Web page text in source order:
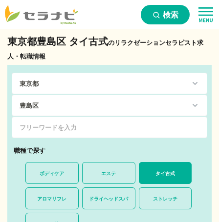
検索
東京都豊島区 タイ古式のリラクゼーションセラピスト求
人・転職情報
職種で探す
ボディケア エステ タイ古式
アロマリフレ ドライヘッドスパ ストレッチ